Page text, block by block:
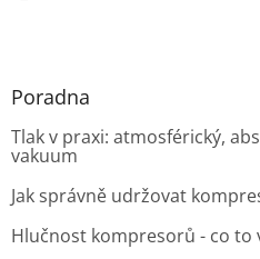
Poradna
Tlak v praxi: atmosférický,
vakuum
Jak správně udržovat
Hlučnost kompresorů - co to